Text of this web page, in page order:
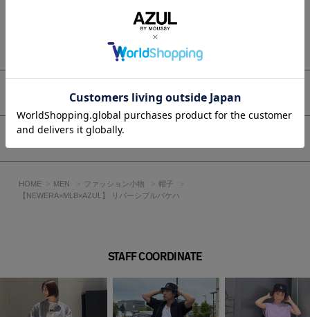
もっと見る
アイテムサイズ
HOME MEN ファッション小物
帽子
【NEWERA×MLB×AZUL】 リバーシブルバケハ
STAFF COORDINATE